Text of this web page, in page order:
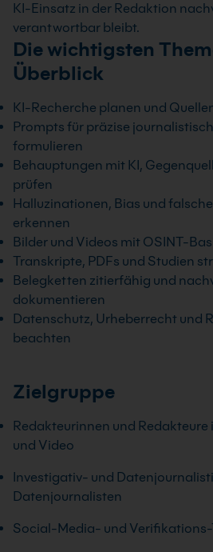
KI-Einsatz in der Redaktion
verantwortbar bleibt.
Die wichtigsten
Überblick
KI-Recherche planen und
Prompts für präzise
formulieren
Behauptungen mit KI,
prüfen
Halluzinationen, Bias und
erkennen
Bilder und Videos mit OSINT-
Transkripte, PDFs und Studien
Belegketten zitierfähig und
dokumentieren
Datenschutz, Urheberrecht und
beachten
Zielgruppe
Redakteurinnen und Redakteure
und Video
Investigativ- und
Datenjournalisten
Social-Media- und Verifikations-